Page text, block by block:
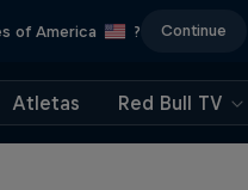
of America ? Continue
Atletas Red Bull TV